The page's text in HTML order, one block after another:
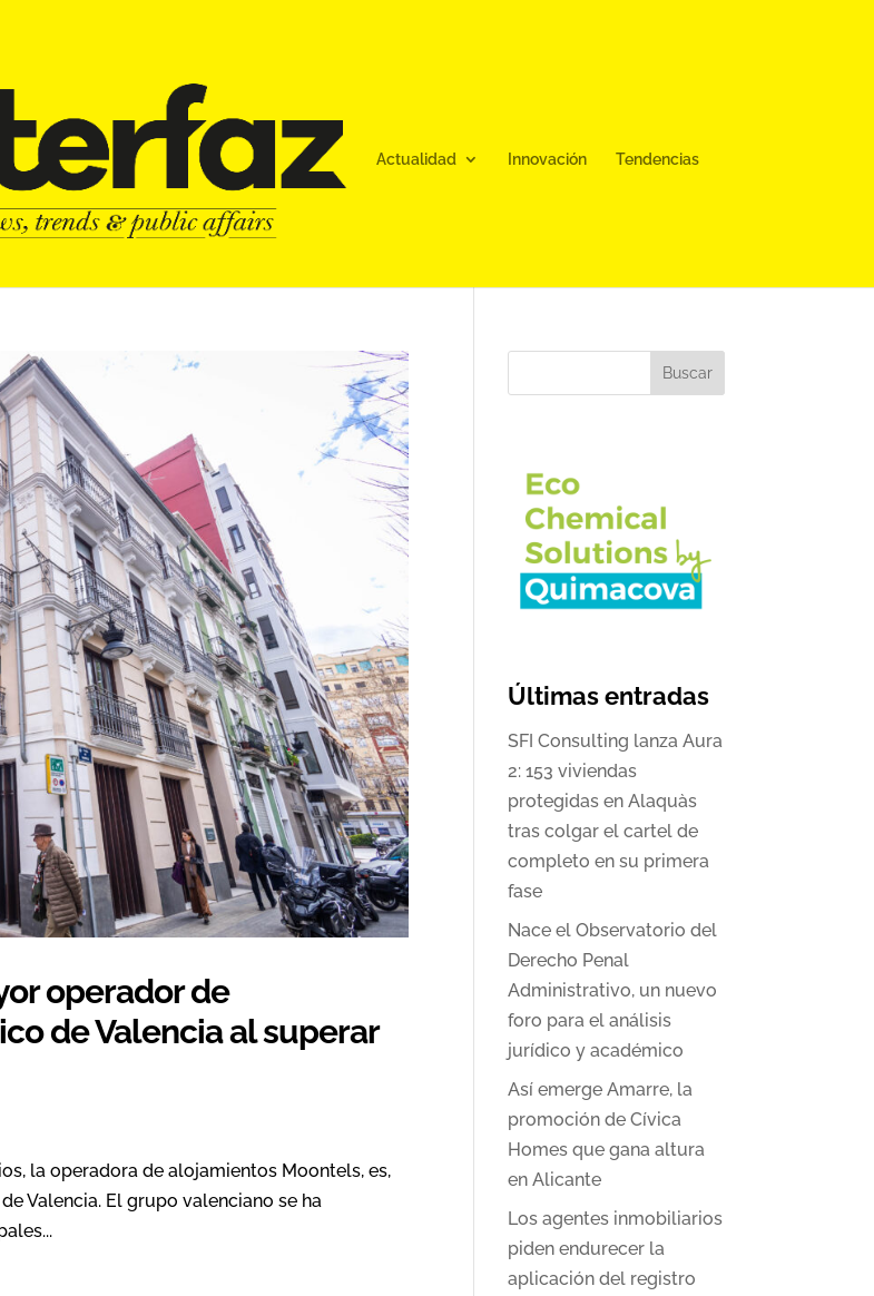
Actualidad Innovación Tendencias
operador de
de Valencia al superar
la operadora de alojamientos Moontels, es,
Valencia. El grupo valenciano se ha
Buscar
Últimas entradas
SFI Consulting lanza Aura
2: 153 viviendas
protegidas en Alaquàs
tras colgar el cartel de
completo en su primera
fase
Nace el Observatorio del
Derecho Penal
Administrativo, un nuevo
foro para el análisis
jurídico y académico
Así emerge Amarre, la
promoción de Cívica
Homes que gana altura
en Alicante
Los agentes inmobiliarios
piden endurecer la
aplicación del registro